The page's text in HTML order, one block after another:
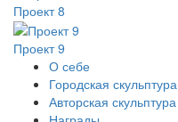
Проект 8
Проект 9
О себе
Городская скульптура
Авторская скульптура